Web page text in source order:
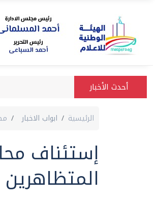
أحدث الأخبار
الرئيسية ابواب الاخبار
إستئناف
المتظاهرين